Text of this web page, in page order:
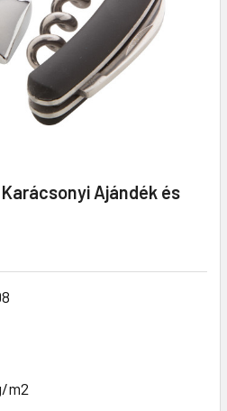
Ajándék és
m2